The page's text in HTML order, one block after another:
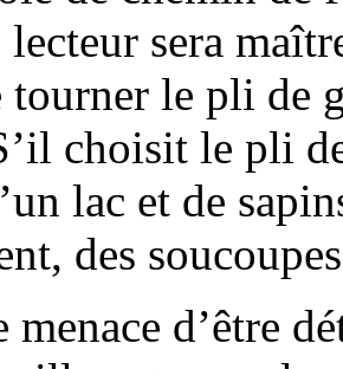
sera
le pli de
choisit le pli
lac et de
des
d’être